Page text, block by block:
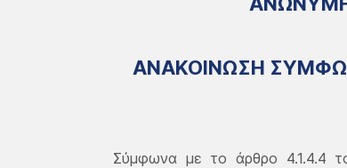
ΑΝΑΚΟΙΝΩΣΗ
Σύμφωνα με το άρθρο 4.1.4.4